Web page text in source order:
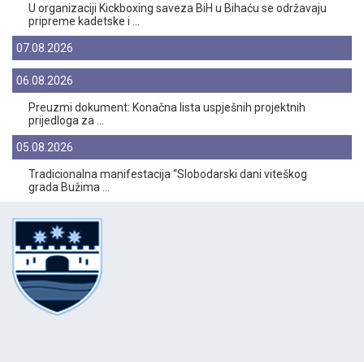
U organizaciji Kickboxing saveza BiH u Bihaću se održavaju
pripreme kadetske i ...
07.08.2026
06.08.2026
Preuzmi dokument: Konačna lista uspješnih projektnih
prijedloga za ...
05.08.2026
Tradicionalna manifestacija “Slobodarski dani viteškog
grada Bužima ...